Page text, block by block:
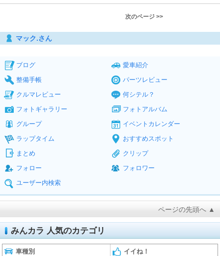
次のページ >>
マック.さん
ブログ
愛車紹介
整備手帳
パーツレビュー
クルマレビュー
何シテル？
フォトギャラリー
フォトアルバム
グループ
イベントカレンダー
ラップタイム
おすすめスポット
まとめ
クリップ
フォロー
フォロワー
ユーザー内検索
ページの先頭へ ▲
みんカラ 人気のカテゴリ
車種別 イイね！